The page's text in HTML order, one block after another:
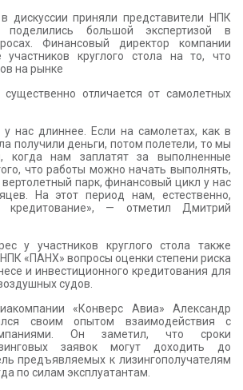
дискуссии приняли представители НПК
поделились большой экспертизой в
Финансовый директор компании
участников круглого стола на то, что
на рынке
существенно отличается от самолетных
нас длиннее. Если на самолетах, как в
получили деньги, потом полетели, то мы
нам заплатят за выполненные
что работы можно начать выполнять,
парк, финансовый цикл у нас
На этот период нам, естественно,
кредитование», — отметил Дмитрий
у участников круглого стола также
«ПАНХ» вопросы оценки степени риска
и инвестиционного кредитования для
судов.
«Конверс Авиа» Александр
своим опытом взаимодействия с
Он заметил, что сроки
заявок могут доходить до
предъявляемых к лизингополучателям
по силам эксплуатантам.